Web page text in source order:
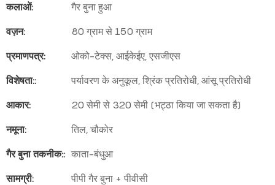
कलाओं:
गैर बुना हुआ
वज़न:
80 ग्राम से 150 ग्राम
प्रमाणपत्र:
ओको-टेक्स, आईकेईए, एसजीएस
विशेषता::
पर्यावरण के अनुकूल, श्रिंक प्रतिरोधी, आंसू प्रतिरोधी
आकार:
20 सेमी से 320 सेमी (भट्ठा किया जा सकता है)
नमूना:
तिल, चौकोर
गैर बुना तकनीक:: काता-बंधुआ
सामग्री:
पीपी गैर बुना + पीवीसी